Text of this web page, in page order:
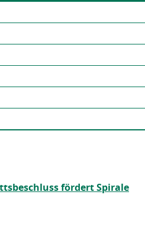
fördert Spirale